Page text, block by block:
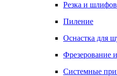
Резка и
Пиление
Оснастка для
Фрезерование
Системные